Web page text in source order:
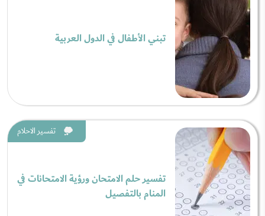
تبني الأطفال في الدول العربية
تفسير الاحلام
تفسير حلم الامتحان ورؤية الامتحانات في
المنام بالتفصيل